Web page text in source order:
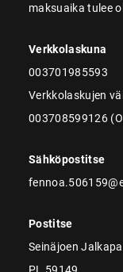
maksuaika tulee
Verkkolaskuna
003701985593
Verkkolaskujen
003708599126
Sähköpostitse
Postitse
Seinäjoen
PL 59149